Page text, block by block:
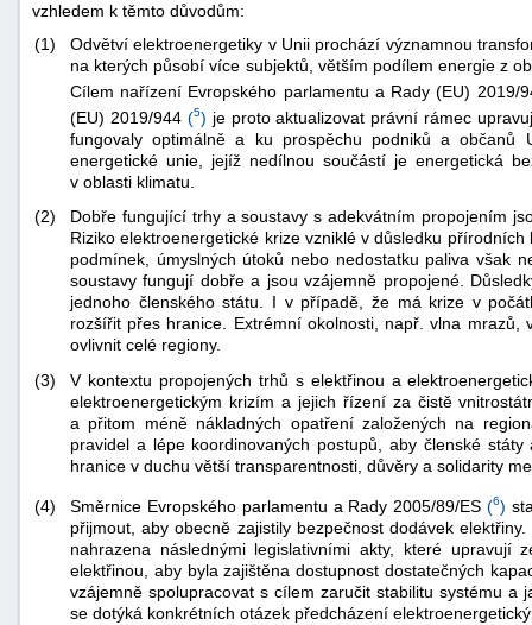
vzhledem k těmto důvodům:
(1)
Odvětví elektroenergetiky v Unii prochází významnou
na kterých působí více subjektů, větším podílem energie z
Cílem nařízení Evropského parlamentu a Rady (EU) 2019/
(EU) 2019/944 (5) je proto aktualizovat právní rámec
fungovaly optimálně a ku prospěchu podniků a
energetické unie, jejíž nedílnou součástí je energetická
v oblasti klimatu.
(2)
Dobře fungující trhy a soustavy s adekvátním propojením
Riziko elektroenergetické krize vzniklé v důsledku
podmínek, úmyslných útoků nebo nedostatku paliva však
soustavy fungují dobře a jsou vzájemně propojené.
jednoho členského státu. I v případě, že má krize v
rozšířit přes hranice. Extrémní okolnosti, např. vlna mrazů,
ovlivnit celé regiony.
(3)
V kontextu propojených trhů s elektřinou a
elektroenergetickým krizím a jejich řízení za čistě
a přitom méně nákladných opatření založených na
pravidel a lépe koordinovaných postupů, aby členské
hranice v duchu větší transparentnosti, důvěry a solidarity
(4) Směrnice Evropského parlamentu a Rady 2005/89/ES(6)
přijmout, aby obecně zajistily bezpečnost dodávek
nahrazena následnými legislativními akty, které
elektřinou, aby byla zajištěna dostupnost dostatečných
vzájemně spolupracovat s cílem zaručit stabilitu systému a
se dotýká konkrétních otázek předcházení
+náhrady